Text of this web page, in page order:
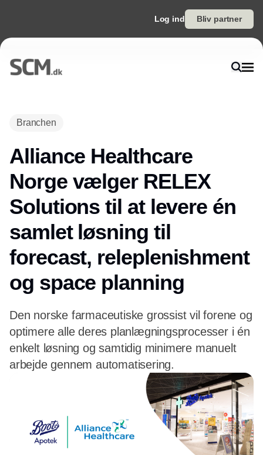
Log ind Bliv partner
Branchen
Alliance Healthcare
Norge vælger RELEX
Solutions til at levere én
samlet løsning til
forecast, releplenishment
og space planning
Den norske farmaceutiske grossist vil forene og
optimere alle deres planlægningsprocesser i én
enkelt løsning og samtidig minimere manuelt
arbejde gennem automatisering.